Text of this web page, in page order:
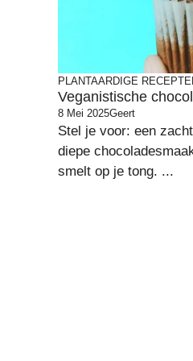
PLANTAARDIGE
Veganistische
8 Mei 2025Geert
Stel je voor: een
diepe
smelt op je tong. ...